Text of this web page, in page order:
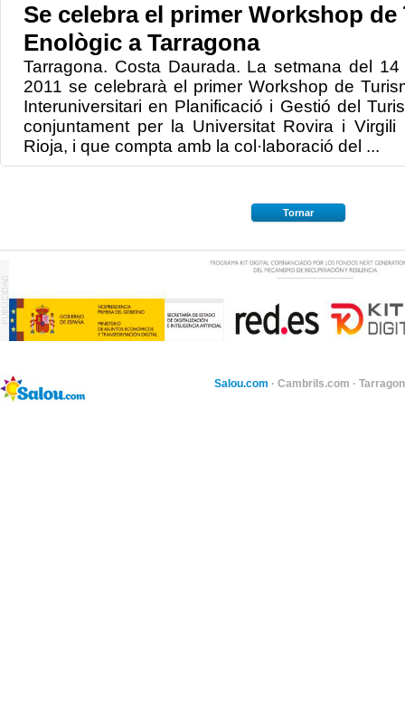
Se celebra el primer Workshop de
Enològic a Tarragona
Tarragona. Costa Daurada. La setmana del
2011 se celebrarà el primer Workshop de
Interuniversitari en Planificació i Gestió del
conjuntament per la Universitat Rovira i
Rioja, i que compta amb la col·laboració del ...
Tornar
Salou.com · Cambrils.com ·